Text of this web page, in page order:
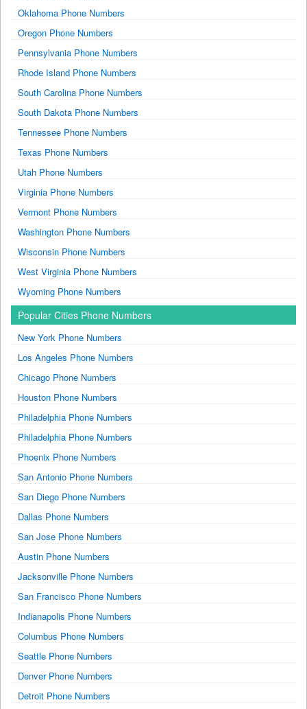
Oklahoma Phone Numbers
Oregon Phone Numbers
Pennsylvania Phone Numbers
Rhode Island Phone Numbers
South Carolina Phone Numbers
South Dakota Phone Numbers
Tennessee Phone Numbers
Texas Phone Numbers
Utah Phone Numbers
Virginia Phone Numbers
Vermont Phone Numbers
Washington Phone Numbers
Wisconsin Phone Numbers
West Virginia Phone Numbers
Wyoming Phone Numbers
Popular Cities Phone Numbers
New York Phone Numbers
Los Angeles Phone Numbers
Chicago Phone Numbers
Houston Phone Numbers
Philadelphia Phone Numbers
Philadelphia Phone Numbers
Phoenix Phone Numbers
San Antonio Phone Numbers
San Diego Phone Numbers
Dallas Phone Numbers
San Jose Phone Numbers
Austin Phone Numbers
Jacksonville Phone Numbers
San Francisco Phone Numbers
Indianapolis Phone Numbers
Columbus Phone Numbers
Seattle Phone Numbers
Denver Phone Numbers
Detroit Phone Numbers